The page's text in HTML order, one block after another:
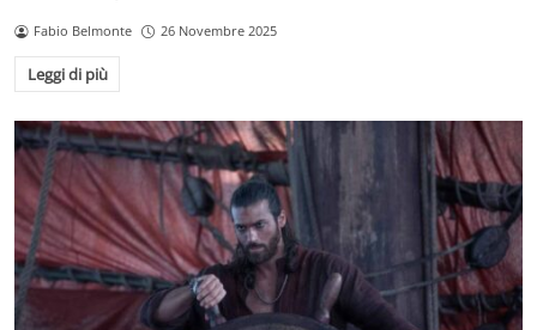
Fabio Belmonte 26 Novembre 2025
Leggi di più